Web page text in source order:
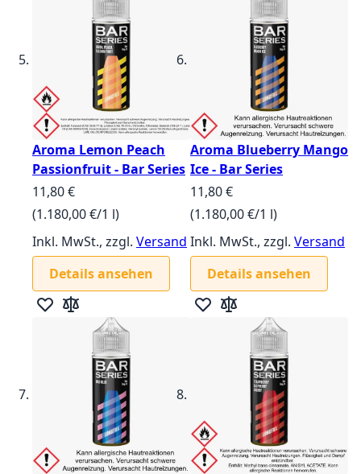
Aroma Lemon Peach
Passionfruit - Bar Series
11,80 €
(1.180,00 €/1 l)
Inkl. MwSt., zzgl. Versand
Details ansehen
Zur Wunschliste hinzufügen
Zur Vergleichsliste hinzufügen
Aroma Blueberry Mango
Ice - Bar Series
11,80 €
(1.180,00 €/1 l)
Inkl. MwSt., zzgl. Versand
Details ansehen
Zur Wunschliste hinzufügen
Zur Vergleichsliste